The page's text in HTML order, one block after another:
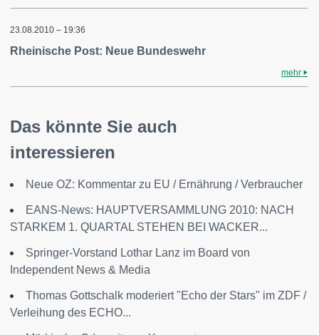
23.08.2010 – 19:36
Rheinische Post: Neue Bundeswehr
mehr
Das könnte Sie auch
interessieren
Neue OZ: Kommentar zu EU / Ernährung / Verbraucher
EANS-News: HAUPTVERSAMMLUNG 2010: NACH
STARKEM 1. QUARTAL STEHEN BEI WACKER...
Springer-Vorstand Lothar Lanz im Board von
Independent News & Media
Thomas Gottschalk moderiert "Echo der Stars" im ZDF /
Verleihung des ECHO...